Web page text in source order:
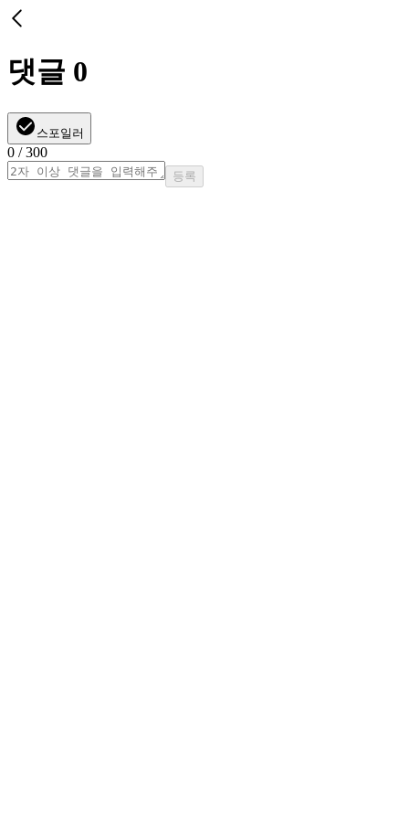
댓글 0
스포일러
0 / 300
등록